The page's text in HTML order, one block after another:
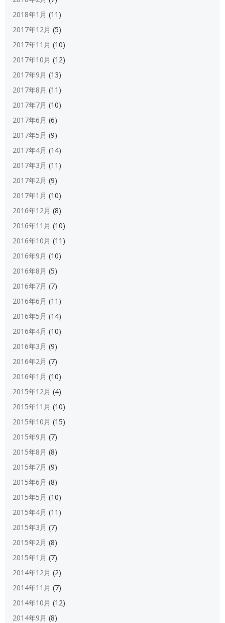
2018年1月 (11)
2017年12月 (5)
2017年11月 (10)
2017年10月 (12)
2017年9月 (13)
2017年8月 (11)
2017年7月 (10)
2017年6月 (6)
2017年5月 (9)
2017年4月 (14)
2017年3月 (11)
2017年2月 (9)
2017年1月 (10)
2016年12月 (8)
2016年11月 (10)
2016年10月 (11)
2016年9月 (10)
2016年8月 (5)
2016年7月 (7)
2016年6月 (11)
2016年5月 (14)
2016年4月 (10)
2016年3月 (9)
2016年2月 (7)
2016年1月 (10)
2015年12月 (4)
2015年11月 (10)
2015年10月 (15)
2015年9月 (7)
2015年8月 (8)
2015年7月 (9)
2015年6月 (8)
2015年5月 (10)
2015年4月 (11)
2015年3月 (7)
2015年2月 (8)
2015年1月 (7)
2014年12月 (2)
2014年11月 (7)
2014年10月 (12)
2014年9月 (8)